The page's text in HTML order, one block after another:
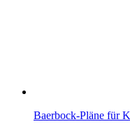
Baerbock-Pläne für